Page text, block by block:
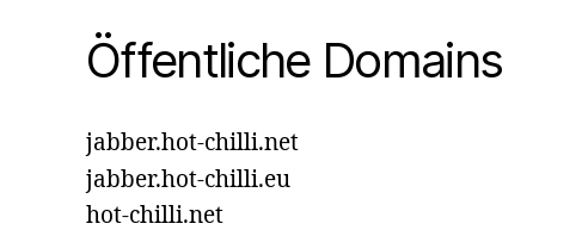
Öffentliche Domains
jabber.hot-chilli.net
jabber.hot-chilli.eu
hot-chilli.net